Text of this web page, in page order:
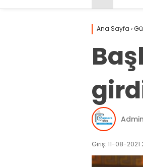
Ana Sayfa ›
Giriş: 11-08-2021